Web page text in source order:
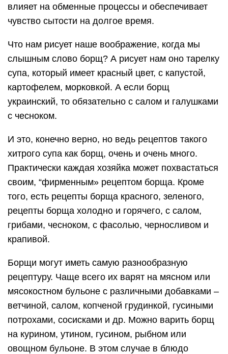
влияет на обменные процессы и обеспечивает
чувство сытости на долгое время.
Что нам рисует наше воображение, когда мы
слышным слово борщ? А рисует нам оно тарелку
супа, который имеет красный цвет, с капустой,
картофелем, морковкой. А если борщ
украинский, то обязательно с салом и галушками
с чесноком.
И это, конечно верно, но ведь рецептов такого
хитрого супа как борщ, очень и очень много.
Практически каждая хозяйка может похвастаться
своим, “фирменным» рецептом борща. Кроме
того, есть рецепты борща красного, зеленого,
рецепты борща холодно и горячего, с салом,
грибами, чесноком, с фасолью, черносливом и
крапивой.
Борщи могут иметь самую разнообразную
рецептуру. Чаще всего их варят на мясном или
мясокостном бульоне с различными добавками –
ветчиной, салом, копченой грудинкой, гусиными
потрохами, сосисками и др. Можно варить борщ
на курином, утином, гусином, рыбном или
овощном бульоне. В этом случае в блюдо